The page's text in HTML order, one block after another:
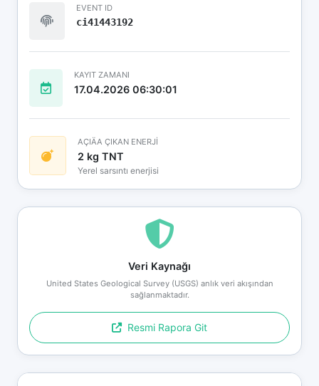
EVENT ID
ci41443192
KAYIT ZAMANI
17.04.2026 06:30:01
AÇIÄA ÇIKAN ENERJİ
2 kg TNT
Yerel sarsıntı enerjisi
Veri Kaynağı
United States Geological Survey (USGS) anlık veri akışından
sağlanmaktadır.
Resmi Rapora Git